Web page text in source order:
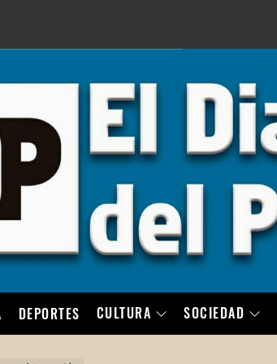
DEPORTES CULTURA SOCIEDAD